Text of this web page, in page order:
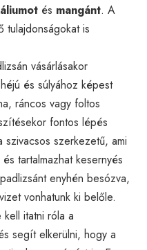
és mangánt. A
tulajdonságokat is
vásárlásakor
és súlyához képest
ráncos vagy foltos
fontos lépés
szivacsos szerkezetű, ami
tartalmazhat kesernyés
enyhén besózva,
vonhatunk ki belőle.
itatni róla a
segít elkerülni, hogy a